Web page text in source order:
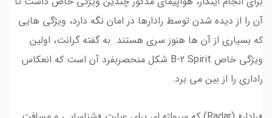
آن را از دیده شدن توسط رادارها در امان نگه دارد، ویژگی هایی
که بسیاری از آن ها هنوز سری هستند. به گفته گرانت، اولین
ویژگی خاص B-2 Spirit شکل منحصربفرد آن است که انعکاس
راداری را از بین می برد.